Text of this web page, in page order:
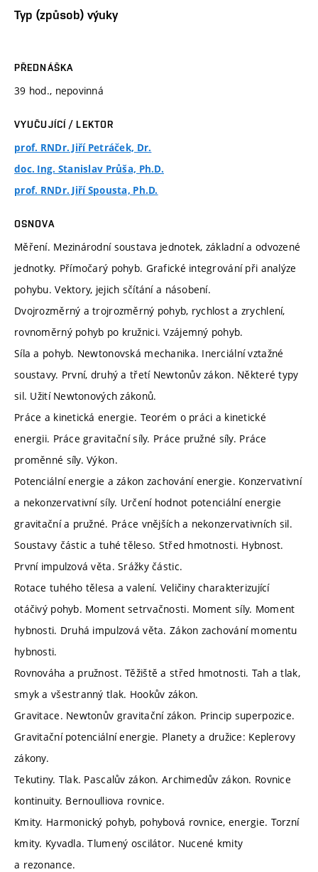
Typ (způsob) výuky
PŘEDNÁŠKA
39 hod., nepovinná
VYUČUJÍCÍ / LEKTOR
prof. RNDr. Jiří Petráček, Dr.
doc. Ing. Stanislav Průša, Ph.D.
prof. RNDr. Jiří Spousta, Ph.D.
OSNOVA
Měření. Mezinárodní soustava jednotek, základní a odvozené
jednotky. Přímočarý pohyb. Grafické integrování při analýze
pohybu. Vektory, jejich sčítání a násobení.
Dvojrozměrný a trojrozměrný pohyb, rychlost a zrychlení,
rovnoměrný pohyb po kružnici. Vzájemný pohyb.
Síla a pohyb. Newtonovská mechanika. Inerciální vztažné
soustavy. První, druhý a třetí Newtonův zákon. Některé typy
sil. Užití Newtonových zákonů.
Práce a kinetická energie. Teorém o práci a kinetické
energii. Práce gravitační síly. Práce pružné síly. Práce
proměnné síly. Výkon.
Potenciální energie a zákon zachování energie. Konzervativní
a nekonzervativní síly. Určení hodnot potenciální energie
gravitační a pružné. Práce vnějších a nekonzervativních sil.
Soustavy částic a tuhé těleso. Střed hmotnosti. Hybnost.
První impulzová věta. Srážky částic.
Rotace tuhého tělesa a valení. Veličiny charakterizující
otáčivý pohyb. Moment setrvačnosti. Moment síly. Moment
hybnosti. Druhá impulzová věta. Zákon zachování momentu
hybnosti.
Rovnováha a pružnost. Těžiště a střed hmotnosti. Tah a tlak,
smyk a všestranný tlak. Hookův zákon.
Gravitace. Newtonův gravitační zákon. Princip superpozice.
Gravitační potenciální energie. Planety a družice: Keplerovy
zákony.
Tekutiny. Tlak. Pascalův zákon. Archimedův zákon. Rovnice
kontinuity. Bernoulliova rovnice.
Kmity. Harmonický pohyb, pohybová rovnice, energie. Torzní
kmity. Kyvadla. Tlumený oscilátor. Nucené kmity
a rezonance.